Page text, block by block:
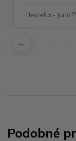
Heureka - Jana P.
Podobné